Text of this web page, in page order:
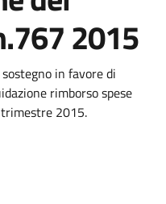
2015
in favore di
rimborso spese
2015.